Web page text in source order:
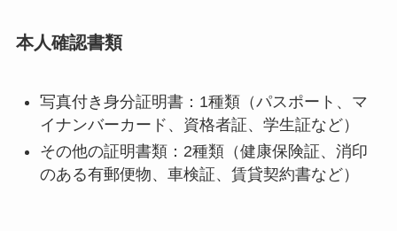
本人確認書類
写真付き身分証明書：1種類（パスポート、マ
イナンバーカード、資格者証、学生証など）
その他の証明書類：2種類（健康保険証、消印
のある有郵便物、車検証、賃貸契約書など）